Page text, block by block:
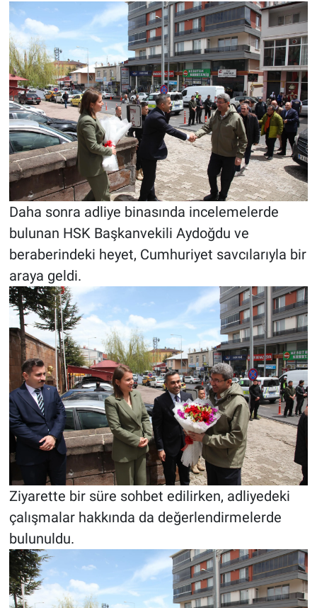
Daha sonra adliye binasında incelemelerde
bulunan HSK Başkanvekili Aydoğdu ve
beraberindeki heyet, Cumhuriyet savcılarıyla bir
araya geldi.
Ziyarette bir süre sohbet edilirken, adliyedeki
çalışmalar hakkında da değerlendirmelerde
bulunuldu.